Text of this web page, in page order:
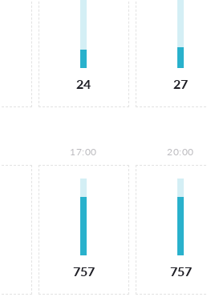
24 27
17:00
757
20:00
757